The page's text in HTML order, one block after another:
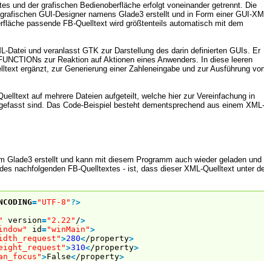
und der grafischen Bedienoberfläche erfolgt voneinander getrennt. Die
GUI-Designer namens Glade3 erstellt und in Form einer GUI-
passende FB-Quelltext wird größtenteils automatisch mit dem
Datei und veranlasst GTK zur Darstellung des darin definierten GUIs. Er
zur Reaktion auf Aktionen eines Anwenders. In diese leeren
ergänzt, zur Generierung einer Zahleneingabe und zur Ausführung
auf mehrere Dateien aufgeteilt, welche hier zur Vereinfachung in
sind. Das Code-Beispiel besteht dementsprechend aus einem XML-
Glade3 erstellt und kann mit diesem Programm auch wieder geladen
nachfolgenden FB-Quelltextes - ist, dass dieser XML-Quelltext unter
="UTF-8" ?>
version="2.22" />
id="winMain">
>280</property>
>310</property>
>False</property>